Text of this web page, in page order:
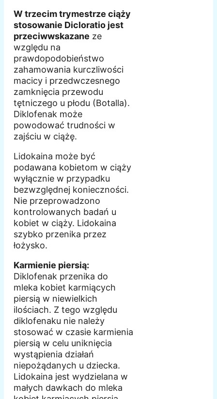
W trzecim trymestrze ciąży
stosowanie Dicloratio jest
przeciwwskazane ze
względu na
prawdopodobieństwo
zahamowania kurczliwości
macicy i przedwczesnego
zamknięcia przewodu
tętniczego u płodu (Botalla).
Diklofenak może
powodować trudności w
zajściu w ciążę.
Lidokaina może być
podawana kobietom w ciąży
wyłącznie w przypadku
bezwzględnej konieczności.
Nie przeprowadzono
kontrolowanych badań u
kobiet w ciąży. Lidokaina
szybko przenika przez
łożysko.
Karmienie piersią:
Diklofenak przenika do
mleka kobiet karmiących
piersią w niewielkich
ilościach. Z tego względu
diklofenaku nie należy
stosować w czasie karmienia
piersią w celu uniknięcia
wystąpienia działań
niepożądanych u dziecka.
Lidokaina jest wydzielana w
małych dawkach do mleka